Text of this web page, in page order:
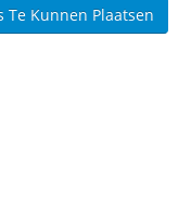
Te Kunnen Plaatsen